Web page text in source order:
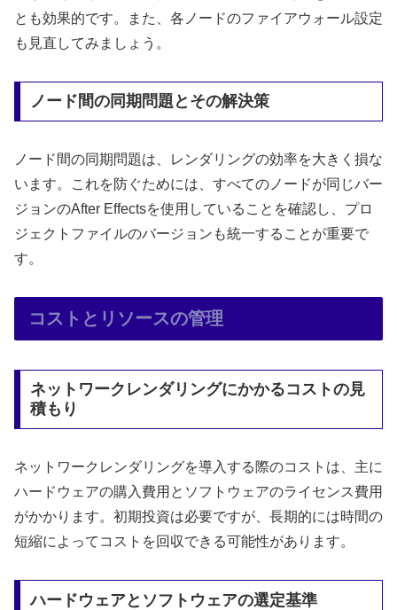
とも効果的です。また、各ノードのファイアウォール設定
も見直してみましょう。
ノード間の同期問題とその解決策
ノード間の同期問題は、レンダリングの効率を大きく損な
います。これを防ぐためには、すべてのノードが同じバー
ジョンのAfter Effectsを使用していることを確認し、プロ
ジェクトファイルのバージョンも統一することが重要で
す。
コストとリソースの管理
ネットワークレンダリングにかかるコストの見
積もり
ネットワークレンダリングを導入する際のコストは、主に
ハードウェアの購入費用とソフトウェアのライセンス費用
がかかります。初期投資は必要ですが、長期的には時間の
短縮によってコストを回収できる可能性があります。
ハードウェアとソフトウェアの選定基準